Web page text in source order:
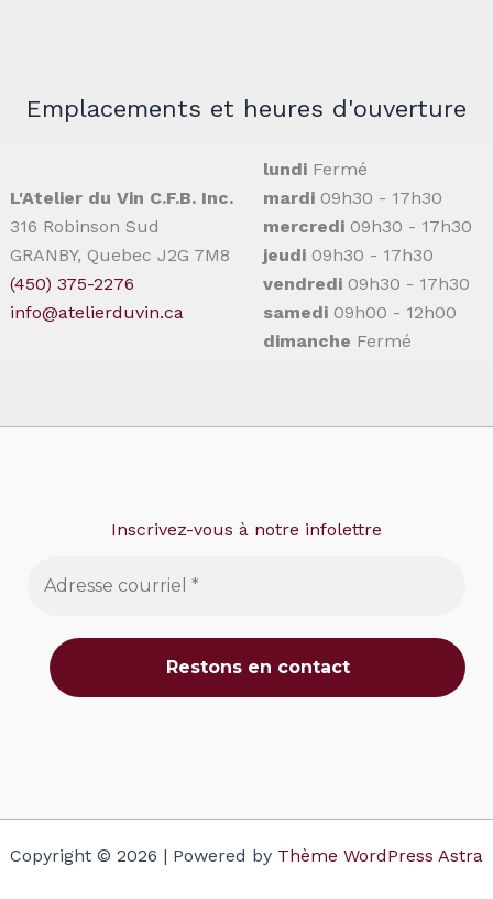
Emplacements et heures d'ouverture
L'Atelier du Vin C.F.B. Inc.
316 Robinson Sud
GRANBY, Quebec J2G 7M8
(450) 375-2276
info@atelierduvin.ca
lundi Fermé
mardi 09h30 - 17h30
mercredi 09h30 - 17h30
jeudi 09h30 - 17h30
vendredi 09h30 - 17h30
samedi 09h00 - 12h00
dimanche Fermé
Inscrivez-vous à notre infolettre
Copyright © 2026 | Powered by Thème WordPress Astra